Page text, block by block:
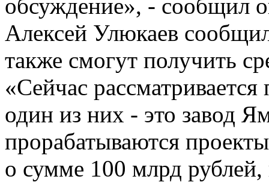
обсуждение», - сообщил
Алексей Улюкаев
также смогут получить
«Сейчас
один из них - это
прорабатываются
о сумме 100 млрд